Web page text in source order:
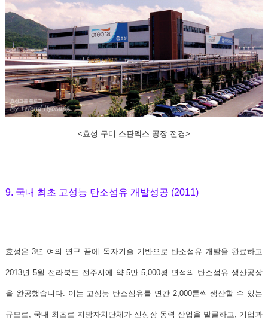
<효성 구미 스판덱스 공장 전경>
9. 국내 최초 고성능 탄소섬유 개발성공 (2011)
효성은 3년 여의 연구 끝에 독자기술 기반으로 탄소섬유 개발을 완료하고
2013년 5월 전라북도 전주시에 약 5만 5,000평 면적의 탄소섬유 생산공장
을 완공했습니다. 이는 고성능 탄소섬유를 연간 2,000톤씩 생산할 수 있는
규모로, 국내 최초로 지방자치단체가 신성장 동력 산업을 발굴하고, 기업과